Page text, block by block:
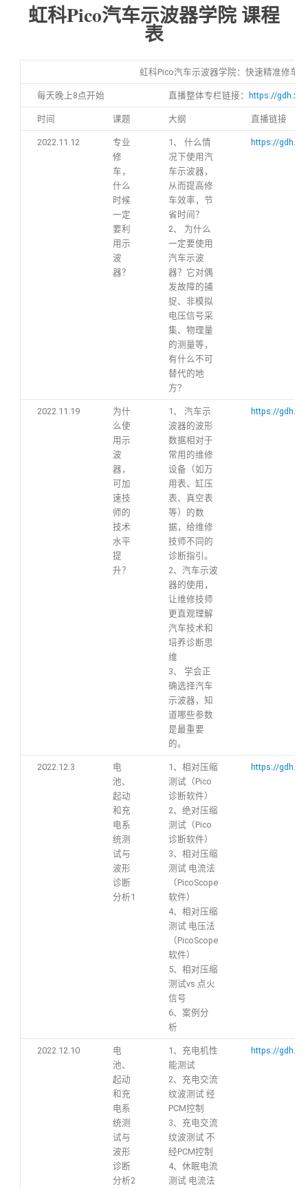
虹科Pico汽车示波器学院 课程
表
虹科Pico汽车示波器学院：快速精准修车
每天晚上8点开始 直播整体专栏链接： https://
时间 课题 大纲 直播链接
2022.11.12
专业
修
车，
什么
时候
一定
要利
用示
波
器？
1、 什么情
况下使用汽
车示波器，
从而提高修
车效率，节
省时间？
2、 为什么
一定要使用
汽车示波
器？它对偶
发故障的捕
捉、非模拟
电压信号采
集、物理量
的测量等，
有什么不可
替代的地
方？
https://
2022.11.19
为什
么使
用示
波
器，
可加
速技
师的
技术
水平
提
升？
1、 汽车示
波器的波形
数据相对于
常用的维修
设备（如万
用表、缸压
表、真空表
等）的数
据，给维修
技师不同的
诊断指引。
2、汽车示波
器的使用，
让维修技师
更直观理解
汽车技术和
培养诊断思
维
3、 学会正
确选择汽车
示波器，知
道哪些参数
是最重要
的。
https://
2022.12.3
电
池、
起动
和充
电系
统测
试与
波形
诊断
分析1
1、相对压缩
测试（Pico
诊断软件）
2、绝对压缩
测试（Pico
诊断软件）
3、相对压缩
测试 电流法
（PicoScope
软件）
4、相对压缩
测试 电压法
（PicoScope
软件）
5、相对压缩
测试vs 点火
信号
6、案例分
析
https://
2022.12.10
电
池、
起动
和充
电系
统测
试与
波形
诊断
分析2
1、充电机性
能测试
2、充电交流
纹波测试 经
PCM控制
3、充电交流
纹波测试 不
经PCM控制
4、休眠电流
测试 电流法
https://